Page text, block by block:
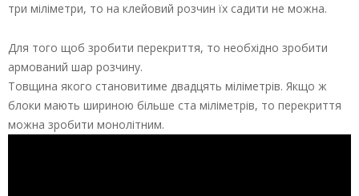
три міліметри, то на клейовий розчин їх садити не можна.
Для того щоб зробити перекриття, то необхідно зробити
армований шар розчину.
Товщина якого становитиме двадцять міліметрів. Якщо ж
блоки мають шириною більше ста міліметрів, то перекриття
можна зробити монолітним.